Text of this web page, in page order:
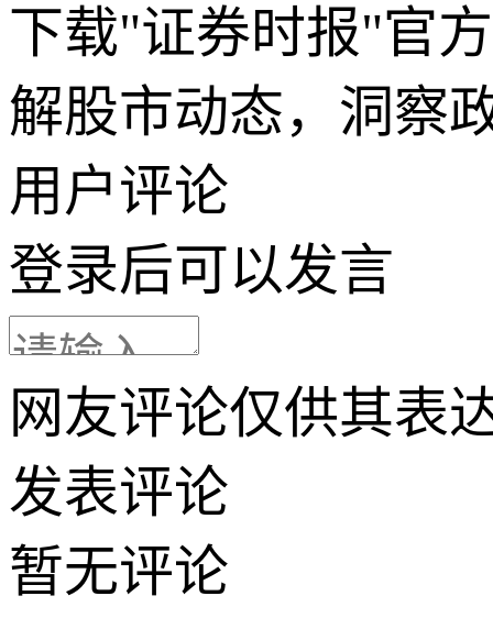
下载"证券时报"官
解股市动态，洞察
用户评论
登录后可以发言
网友评论仅供其表
发表评论
暂无评论